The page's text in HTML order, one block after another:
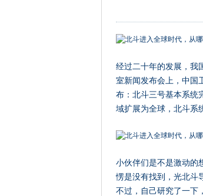
经过二十年的发展，我
室新闻发布会上，中国
布：北斗三号基本系统
域扩展为全球，北斗系
小伙伴们是不是激动的
愣是没有找到，光北斗
不过，自己研究了一下